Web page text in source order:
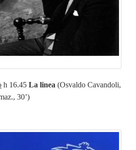
h 16.45 La linea (Osvaldo Cavandoli,
30’)